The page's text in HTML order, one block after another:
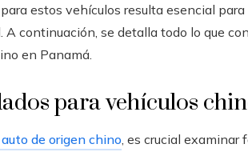
estos vehículos resulta esencial
A continuación, se detalla todo lo que
en Panamá.
para vehículos
de origen chino , es crucial